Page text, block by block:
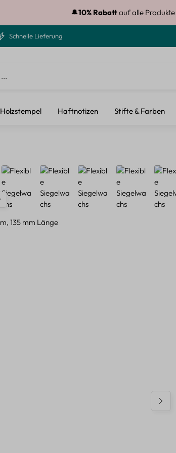
🔔10% Rabattauf alle Produkte
Schnelle Lieferung
Holzstempel Haftnotizen Stifte & Farben